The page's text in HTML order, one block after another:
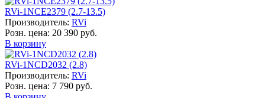
RVi-1NCE2379 (2.7-13.5)
Производитель: RVi
Розн. цена: 20 390 руб.
В корзину
RVi-1NCD2032 (2.8)
Производитель: RVi
Розн. цена: 7 790 руб.